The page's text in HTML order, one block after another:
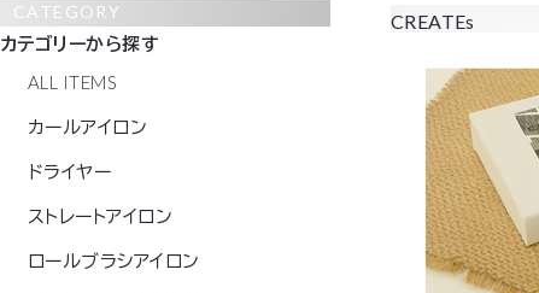
CATEGORY
カテゴリーから探す
ALL ITEMS
カールアイロン
ドライヤー
ストレートアイロン
ロールブラシアイロン
CREATEs